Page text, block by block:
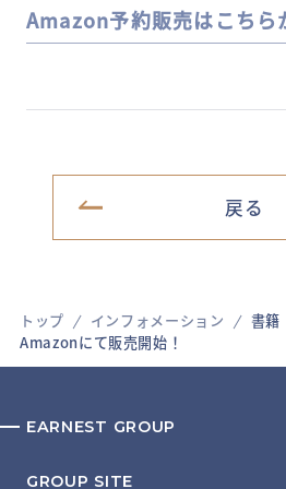
トップ インフォメーション
書籍
Amazonにて販売開始！
Amazon予約販売はこちら
戻る
EARNEST GROUP
GROUP SITE